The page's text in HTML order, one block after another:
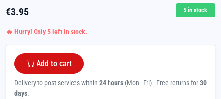
€3.95 5 in stock
🔥 Hurry! Only 5 left in stock.
Add to cart
Delivery to post services within 24 hours (Mon–Fri) · Free returns for30
days.